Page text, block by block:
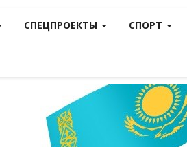
СПЕЦПРОЕКТЫ СПОРТ